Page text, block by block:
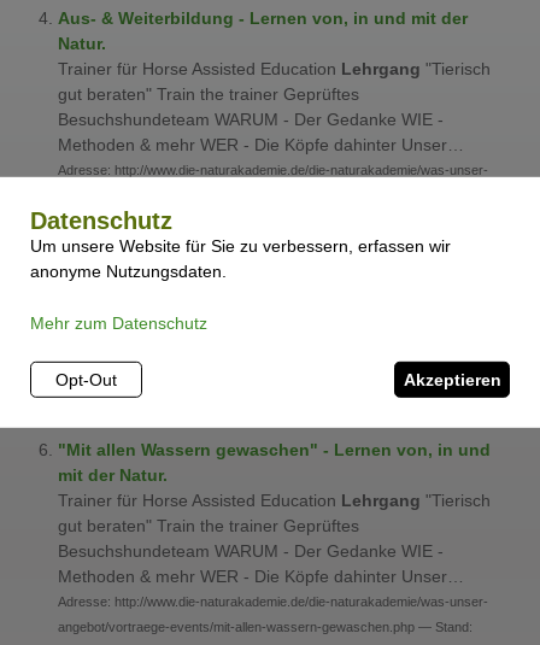
Aus- & Weiterbildung - Lernen von, in und mit der
Natur.
Trainer für Horse Assisted Education Lehrgang "Tierisch
gut beraten" Train the trainer Geprüftes
Besuchshundeteam WARUM - Der Gedanke WIE -
Methoden & mehr WER - Die Köpfe dahinter Unser…
Adresse: http://www.die-naturakademie.de/die-naturakademie/was-unser-
Die Naturakademie - Lernen von, in und mit der Natur.
Trainer für Horse Assisted Education
Besuchshundeteam WARUM - Der Gedanke WIE -
Adresse: http://www.die-naturakademie.de/ — Stand: 14.07.2015, 14:37 —
Score: 5,55 — 3 ähnliche Seite(n)
"Mit allen Wassern gewaschen" - Lernen von, in und
mit der Natur.
Trainer für Horse Assisted Education Lehrgang "Tierisch
gut beraten" Train the trainer Geprüftes
Besuchshundeteam WARUM - Der Gedanke WIE -
Methoden & mehr WER - Die Köpfe dahinter Unser…
Adresse: http://www.die-naturakademie.de/die-naturakademie/was-unser-
angebot/vortraege-events/mit-allen-wassern-gewaschen.php — Stand:
Datenschutz
Um unsere Website für Sie zu verbessern, erfassen wir
anonyme Nutzungsdaten.
Mehr zum Datenschutz
Opt-Out Akzeptieren